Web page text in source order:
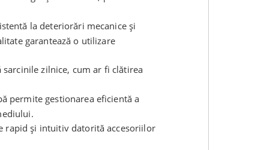
la deteriorări mecanice și
garantează o utilizare
zilnice, cum ar fi clătirea
permite gestionarea eficientă a
rapid și intuitiv datorită accesoriilor